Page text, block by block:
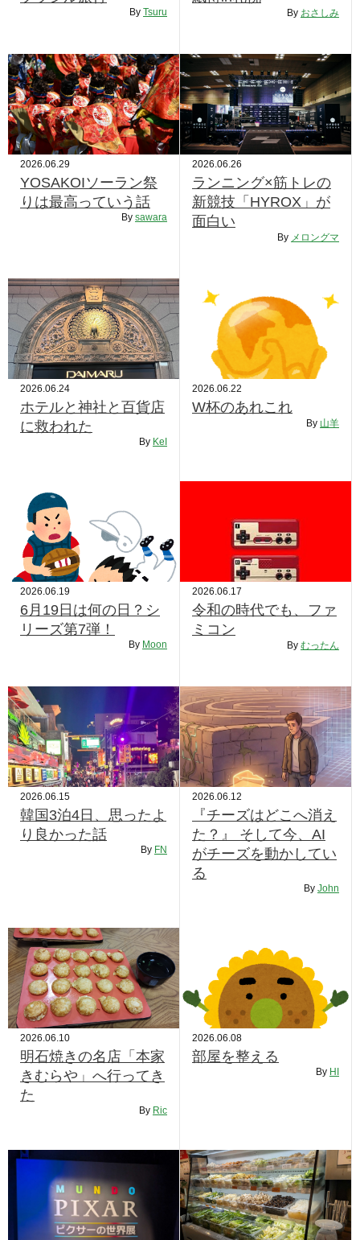
By Tsuru By おさしみ
2026.06.29
YOSAKOIソーラン祭
りは最高っていう話
By sawara
2026.06.26
ランニング×筋トレの
新競技「HYROX」が
面白い
By メロングマ
2026.06.24
ホテルと神社と百貨店
に救われた
By KeI
2026.06.22
W杯のあれこれ
By 山羊
2026.06.19
6月19日は何の日？シ
リーズ第7弾！
By Moon
2026.06.17
令和の時代でも、ファ
ミコン
By むったん
2026.06.15
韓国3泊4日、思ったよ
り良かった話
By FN
2026.06.12
『チーズはどこへ消え
た？』 そして今、AI
がチーズを動かしてい
る
By John
2026.06.10
明石焼きの名店「本家
きむらや」へ行ってき
た
By Ric
2026.06.08
部屋を整える
By HI